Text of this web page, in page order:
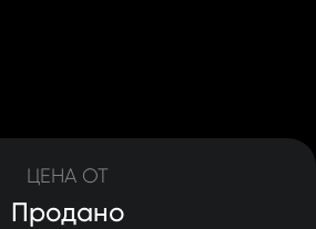
ЦЕНА ОТ
Продано